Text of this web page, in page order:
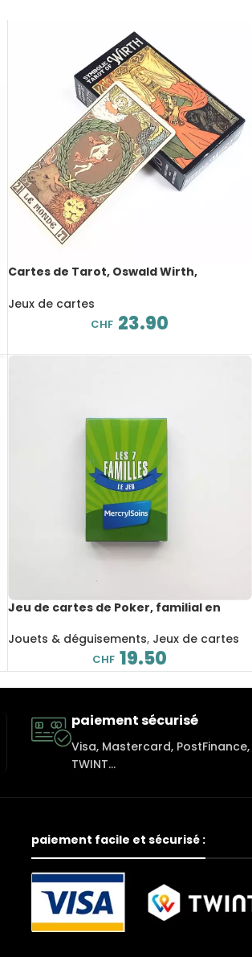
Cartes de Tarot, Oswald Wirth,
cartes
Jeux de cartes
CHF 23.90
Jeu de cartes de Poker, familial en
Jouets & déguisements, Jeux de cartes
CHF 19.50
paiement sécurisé
Visa, Mastercard, PostFinance,
TWINT...
paiement facile et sécurisé :